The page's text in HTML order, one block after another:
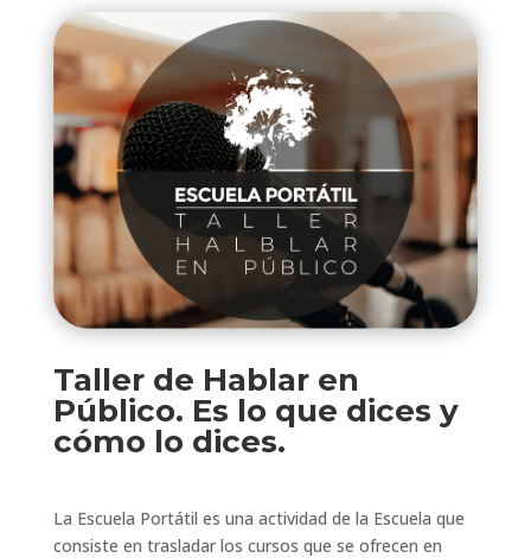
Taller de Hablar en
Público. Es lo que dices y
cómo lo dices.
La Escuela Portátil es una actividad de la Escuela que
consiste en trasladar los cursos que se ofrecen en